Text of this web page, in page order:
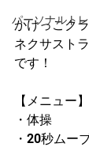
パーソナルト
かけっこク
ネクサスト
です！
【メニュー】
・体操
・20秒ムー